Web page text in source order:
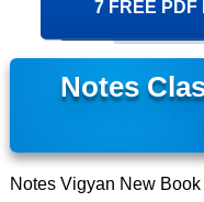
7 FREE PDF
Notes
Notes Vigyan New Book